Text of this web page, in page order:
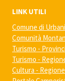
LINK UTILI
Comune di
Comunità
Turismo -
Turismo -
Cultura -